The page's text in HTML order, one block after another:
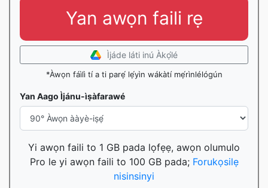
Yan awọn faili rẹ
Ìjáde láti inú Àkọ́lé
*Àwọn fáìlì tí a ti parẹ́ lẹ́yìn wákàtí mẹ́rìnlélógún
Yan Aago Ìjánu-ìṣàfarawé
Yi awọn faili to 1 GB pada lọfẹẹ, awọn olumulo
Pro le yi awọn faili to 100 GB pada; Forukọsilẹ
nisinsinyi